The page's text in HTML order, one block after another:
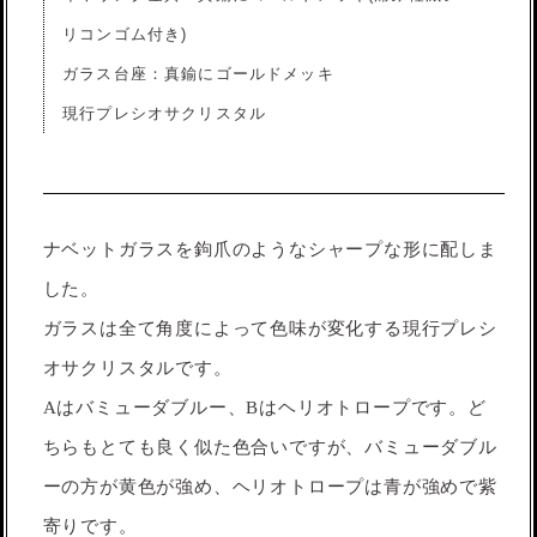
リコンゴム付き)
ガラス台座：真鍮にゴールドメッキ
現行プレシオサクリスタル
ナベットガラスを鉤爪のようなシャープな形に配しま
した。
ガラスは全て角度によって色味が変化する現行プレシ
オサクリスタルです。
Aはバミューダブルー、Bはヘリオトロープです。ど
ちらもとても良く似た色合いですが、バミューダブル
ーの方が黄色が強め、ヘリオトロープは青が強めで紫
寄りです。